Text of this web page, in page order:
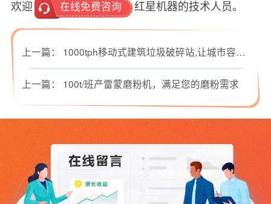
欢迎
在线免费咨询 红星机器的技术人员。
上一篇： 1000tph移动式建筑垃圾破碎站,让城市容貌时刻放光彩
上一篇： 100t/班产雷蒙磨粉机，满足您的磨粉需求